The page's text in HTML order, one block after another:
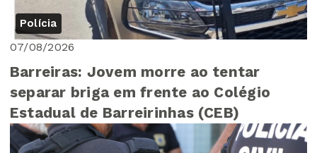
Polícia
07/08/2026
Barreiras: Jovem morre ao tentar
separar briga em frente ao Colégio
Estadual de Barreirinhas (CEB)